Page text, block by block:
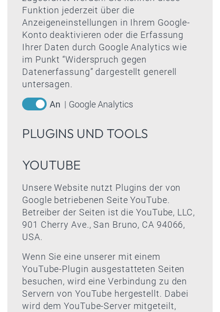
Funktion jederzeit über die
Anzeigeneinstellungen in Ihrem Google-
Konto deaktivieren oder die Erfassung
Ihrer Daten durch Google Analytics wie
im Punkt “Widerspruch gegen
Datenerfassung” dargestellt generell
untersagen.
Google Analytics
PLUGINS UND TOOLS
YOUTUBE
Unsere Website nutzt Plugins der von
Google betriebenen Seite YouTube.
Betreiber der Seiten ist die YouTube, LLC,
901 Cherry Ave., San Bruno, CA 94066,
USA.
Wenn Sie eine unserer mit einem
YouTube-Plugin ausgestatteten Seiten
besuchen, wird eine Verbindung zu den
Servern von YouTube hergestellt. Dabei
wird dem YouTube-Server mitgeteilt,